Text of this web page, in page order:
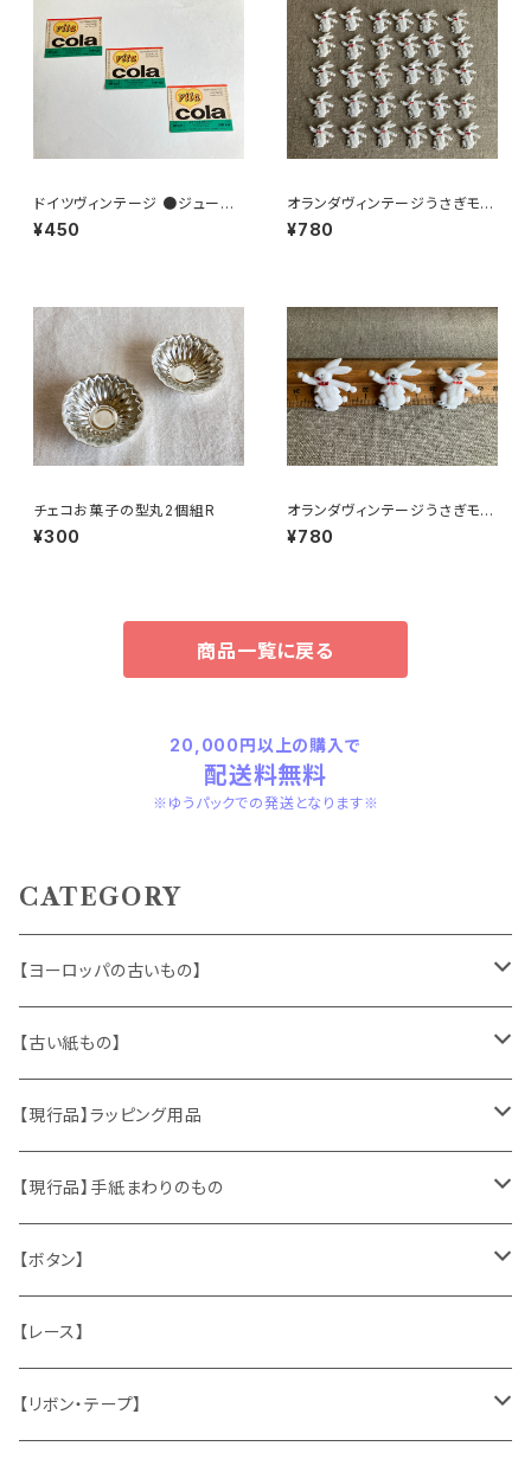
ドイツヴィンテージ ●ジュース
ラベル3枚組●vitacolaビタコ
ーラ
¥450
オランダヴィンテージうさぎモチ
ーフプラパーツ30個セットc9
¥780
チェコお菓子の型丸2個組R
¥300
オランダヴィンテージうさぎモチ
ーフプラパーツ30個セットｄ
¥780
商品一覧に戻る
20,000円以上の購入で
配送料無料
※ゆうパックでの発送となります※
CATEGORY
【ヨーロッパの古いもの】
ヴィンテージアクセサリー
おもちゃ、ぬいぐるみ
くま、テディベア
うさぎ
ヴィンテージファブリック
ハンドメイド製品
お部屋に飾るもの
メタル製品
【古い紙もの】
切手、FDC
ポストカード、カレンダー
マッチラベル、食品ラベル
蔵書票、荷札、ビュバー、伝票
シール、ステッカー、クロモス
【現行品】ラッピング用品
伝票、タグ、シール
袋、ラッピングペーパー
ひも、テープ
【現行品】手紙まわりのもの
封筒、ポストカード
切手
スタンプ
【ボタン】
木
貝
【レース】
【リボン・テープ】